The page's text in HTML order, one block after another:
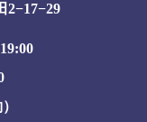
2−17−29